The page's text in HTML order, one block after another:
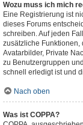
Wozu muss ich mich
Eine Registrierung ist
dieses Forums
schreiben. Auf jeden
zusätzliche Funktionen,
Avatarbilder, Private
zu Benutzergruppen
schnell erledigt ist und
Nach oben
Was ist COPPA?